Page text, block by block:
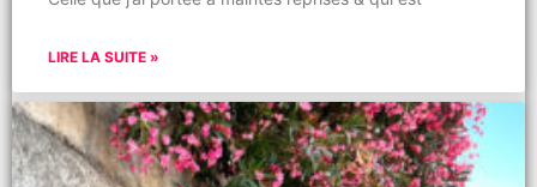
LIRE LA SUITE »